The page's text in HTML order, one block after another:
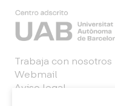
Trabaja con nosotros
Webmail
Aviso legal